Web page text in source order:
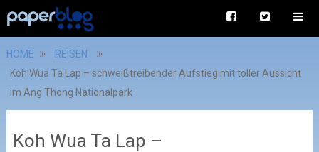
HOME
REISEN
Koh Wua Ta Lap – schweißtreibender Aufstieg mit toller Aussicht
im Ang Thong Nationalpark
Koh Wua Ta Lap –